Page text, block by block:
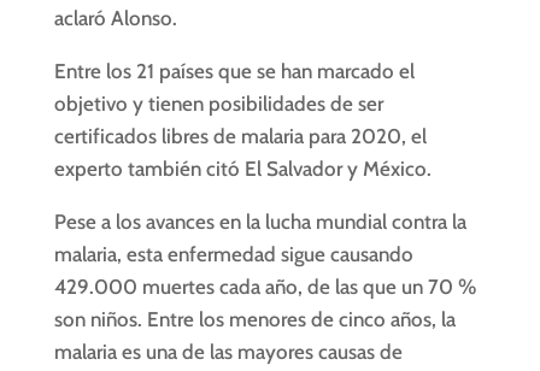
aclaró Alonso.
Entre los 21 países que se han marcado el
objetivo y tienen posibilidades de ser
certificados libres de malariapara 2020, el
experto también citó El Salvador y México.
Pese a los avances en la lucha mundial contra la
malaria, esta enfermedad sigue causando
429.000 muertes cada año, de las que un 70 %
son niños. Entre los menores de cinco años, la
malariaes una de las mayores causas de